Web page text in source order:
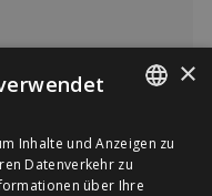
92-A1/96/98 RH
FRENCH
×
Inhalte und Anzeigen zu
Datenverkehr zu
über Ihre